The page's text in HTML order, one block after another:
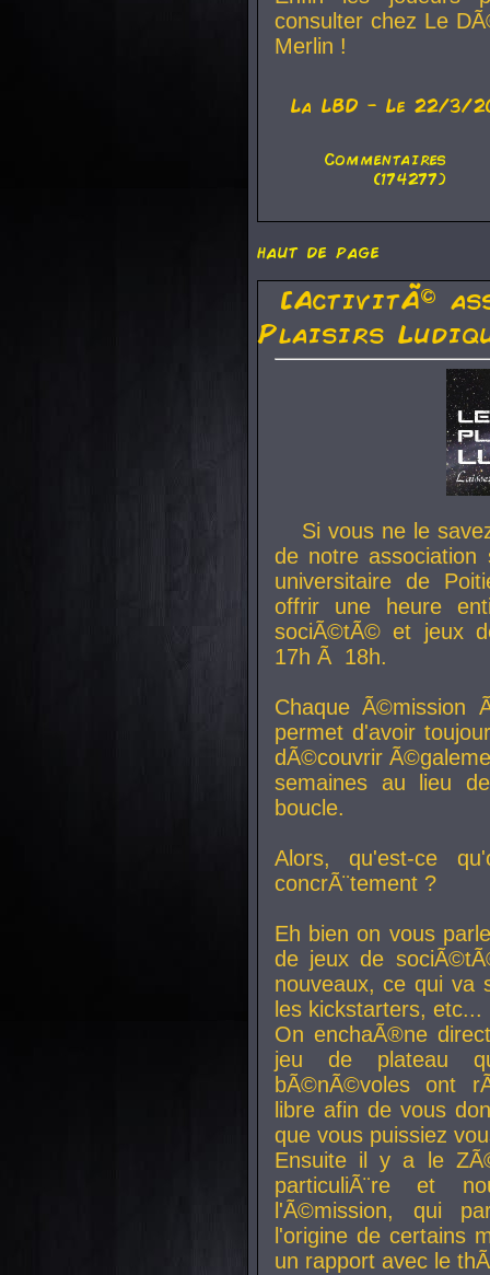
consulter chez Le
Merlin !
La LBD - Le 22/3/
Commentaires
(174277)
haut de page
[ActivitÃ©
Plaisirs
Si vous ne le
de notre
universitaire de
offrir une heure
sociÃ©tÃ© et jeux
17h Ã 18h.
Chaque Ã©mission
permet d'avoir
dÃ©couvrir
semaines au lieu
boucle.
Alors, qu'est-ce
concrÃ¨tement ?
Eh bien on vous
de jeux de
nouveaux, ce qui va
les kickstarters, etc...
On enchaÃ®ne
jeu de plateau
bÃ©nÃ©voles ont
libre afin de vous
que vous puissiez
Ensuite il y a le
particuliÃ¨re et
l'Ã©mission, qui
l'origine de certains
un rapport avec le